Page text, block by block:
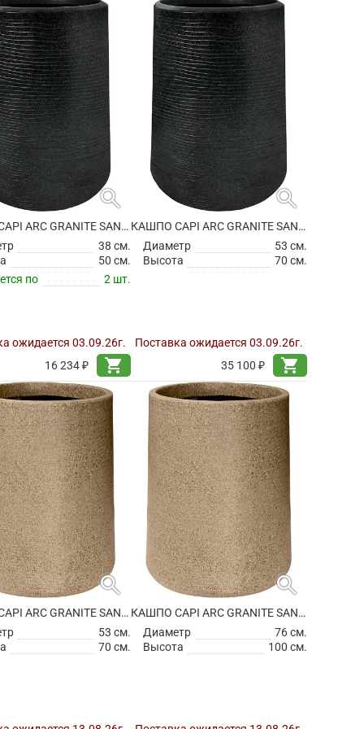
search
КАШПО CAPI ARC GRANITE SANDBAG HIGH BLACK
38 см.
50 см.
по
2 шт.
ожидается 03.09.26г.
16 234 ₽
shopping_cart
search
КАШПО CAPI ARC GRANITE SANDBAG HIGH BLACK
Диаметр
53 см.
Высота
70 см.
Поставка ожидается 03.09.26г.
35 100 ₽
shopping_cart
search
КАШПО CAPI ARC GRANITE SANDBAG HIGH WARM TAUPE
53 см.
70 см.
search
КАШПО CAPI ARC GRANITE SANDBAG HIGH WARM TAUPE
Диаметр
76 см.
Высота
100 см.